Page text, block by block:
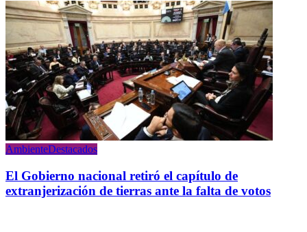
AmbienteDestacados
El Gobierno nacional retiró el capítulo de
extranjerización de tierras ante la falta de votos